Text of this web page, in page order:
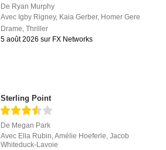
De Ryan Murphy
Avec Igby Rigney, Kaia Gerber, Homer Gere
Drame,Thriller
5 août 2026 sur FX Networks
Sterling Point
De Megan Park
Avec Ella Rubin,Amélie Hoeferle,Jacob
Whiteduck-Lavoie